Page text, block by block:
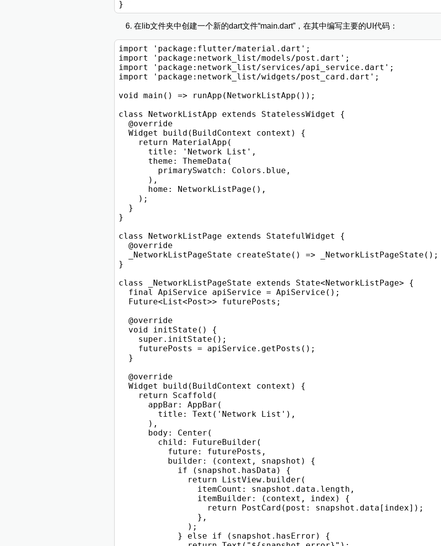
在lib文件夹中创建一个新的dart文件“main.dart”，在其中编写主要的UI代码：
import 'package:flutter/material.dart';
import 'package:network_list/models/post.dart';
import 'package:network_list/services/api_service.dart';
import 'package:network_list/widgets/post_card.dart';
void main() => runApp(NetworkListApp());
class NetworkListApp extends StatelessWidget {
  @override
  Widget build(BuildContext context) {
    return MaterialApp(
      title: 'Network List',
      theme: ThemeData(
        primarySwatch: Colors.blue,
      ),
      home: NetworkListPage(),
    );
  }
}
class NetworkListPage extends StatefulWidget {
  @override
  _NetworkListPageState createState() => _NetworkListPageState();
}
class _NetworkListPageState extends State<NetworkListPage> {
  final ApiService apiService = ApiService();
  Future<List<Post>> futurePosts;
  @override
  void initState() {
    super.initState();
    futurePosts = apiService.getPosts();
  }
  @override
  Widget build(BuildContext context) {
    return Scaffold(
      appBar: AppBar(
        title: Text('Network List'),
      ),
      body: Center(
        child: FutureBuilder(
          future: futurePosts,
          builder: (context, snapshot) {
            if (snapshot.hasData) {
              return ListView.builder(
                itemCount: snapshot.data.length,
                itemBuilder: (context, index) {
                  return PostCard(post: snapshot.data[index]);
                },
              );
            } else if (snapshot.hasError) {